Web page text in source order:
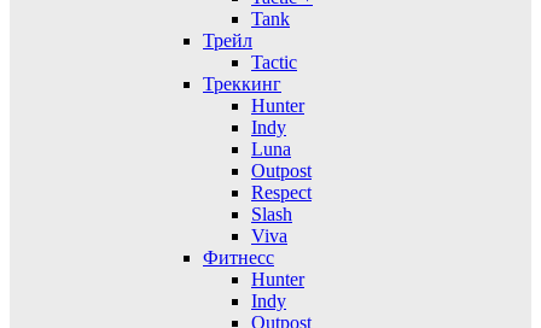
Tank
Трейл
Tactic
Треккинг
Hunter
Indy
Luna
Outpost
Respect
Slash
Viva
Фитнесс
Hunter
Indy
Outpost